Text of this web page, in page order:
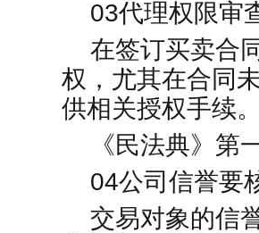
03代理权限审
在签订买卖合
权，尤其在合同
供相关授权手续
《民法典》第
04公司信誉要
交易对象的信